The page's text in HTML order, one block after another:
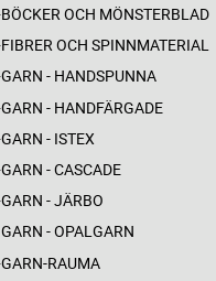
BÖCKER OCH MÖNSTERBLAD
FIBRER OCH SPINNMATERIAL
GARN - HANDSPUNNA
GARN - HANDFÄRGADE
GARN - ISTEX
GARN - CASCADE
GARN - JÄRBO
GARN - OPALGARN
GARN-RAUMA